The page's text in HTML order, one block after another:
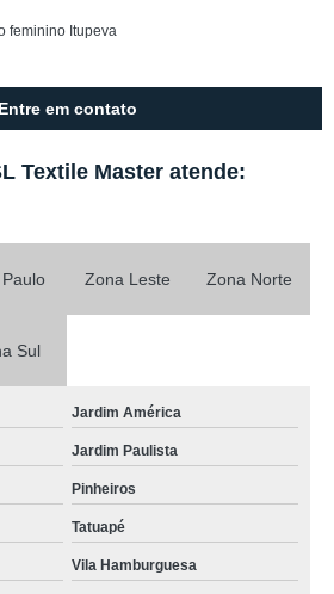
feminino Itupeva
Entre em contato
Textile Master atende:
Zona Leste Zona Norte
Sul
Jardim América
Jardim Paulista
Pinheiros
Tatuapé
Vila Hamburguesa